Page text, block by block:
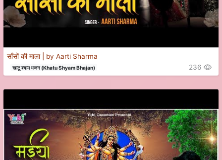
साँसों की माला | by Aarti Sharma
खाटू श्याम भजन (Khatu Shyam Bhajan) 236